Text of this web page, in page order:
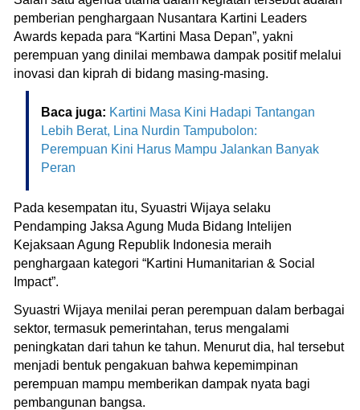
pemberian penghargaan Nusantara Kartini Leaders
Awards kepada para “Kartini Masa Depan”, yakni
perempuan yang dinilai membawa dampak positif melalui
inovasi dan kiprah di bidang masing-masing.
Baca juga: Kartini Masa Kini Hadapi Tantangan
Lebih Berat, Lina Nurdin Tampubolon:
Perempuan Kini Harus Mampu Jalankan Banyak
Peran
Pada kesempatan itu, Syuastri Wijaya selaku
Pendamping Jaksa Agung Muda Bidang Intelijen
Kejaksaan Agung Republik Indonesia meraih
penghargaan kategori “Kartini Humanitarian & Social
Impact”.
Syuastri Wijaya menilai peran perempuan dalam berbagai
sektor, termasuk pemerintahan, terus mengalami
peningkatan dari tahun ke tahun. Menurut dia, hal tersebut
menjadi bentuk pengakuan bahwa kepemimpinan
perempuan mampu memberikan dampak nyata bagi
pembangunan bangsa.